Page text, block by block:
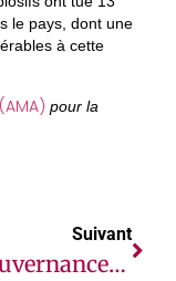
le pays, dont une
à cette
pour la
Suivant
La Gouvernance Des Migrations Et La Coopération Régionale En Tête Des Priorités De La Directrice Générale De L’OIM Lors De Sa Visite En Côte D’Ivoire